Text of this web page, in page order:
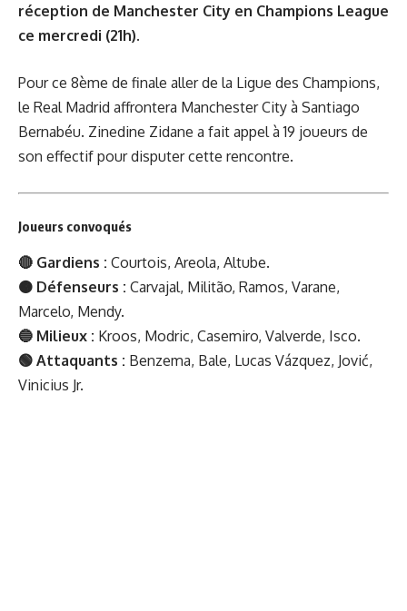
réception de Manchester City en Champions League
ce mercredi (21h).
Pour ce 8ème de finale aller de la Ligue des Champions,
le Real Madrid affrontera Manchester City à Santiago
Bernabéu. Zinedine Zidane a fait appel à 19 joueurs de
son effectif pour disputer cette rencontre.
Joueurs convoqués
🔴 Gardiens : Courtois, Areola, Altube.
🟠 Défenseurs : Carvajal, Militão, Ramos, Varane,
Marcelo, Mendy.
🔵 Milieux : Kroos, Modric, Casemiro, Valverde, Isco.
🟢 Attaquants : Benzema, Bale, Lucas Vázquez, Jović,
Vinicius Jr.